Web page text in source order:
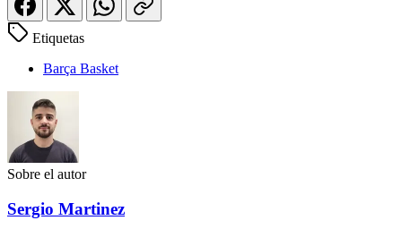
Etiquetas
Barça Basket
Sobre el autor
Sergio Martinez